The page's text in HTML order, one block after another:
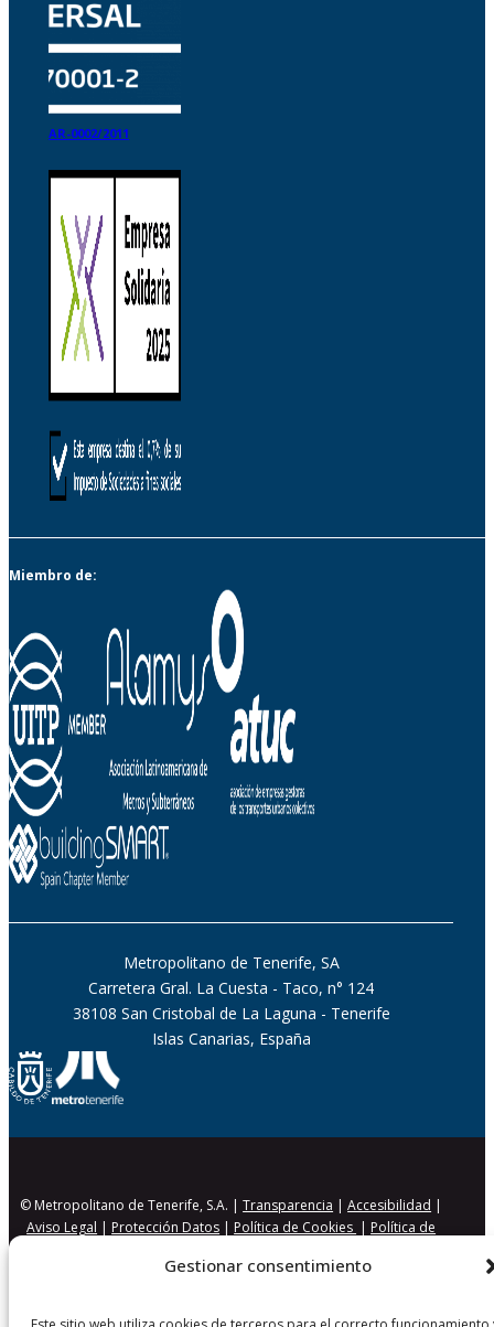
Gestionar consentimiento
AR-0002/2011
Miembro de:
Metropolitano de Tenerife, SA
Carretera Gral. La Cuesta - Taco, n° 124
38108 San Cristobal de La Laguna - Tenerife
Islas Canarias, España
© Metropolitano de Tenerife, S.A. |Transparencia |Accesibilidad |
Aviso Legal | Protección Datos | Política de Cookies | Política de